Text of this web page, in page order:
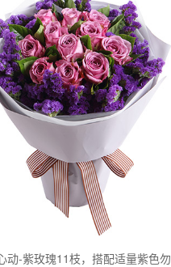
动-紫玫瑰11枝，搭配适量紫色勿